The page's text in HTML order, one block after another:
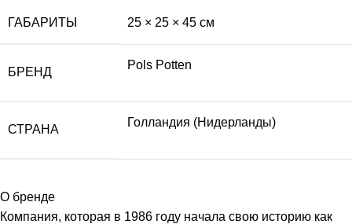
ГАБАРИТЫ 25 × 25 × 45 см
БРЕНД
Pols Potten
СТРАНА
Голландия (Нидерланды)
О бренде
Компания, которая в 1986 году начала свою историю как